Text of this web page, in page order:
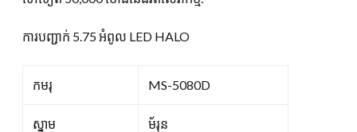
ការបញ្ជាក់ 5.75 អំពូល LED HALO
កមរុ MS-5080D
ស្នាម ម័រុន